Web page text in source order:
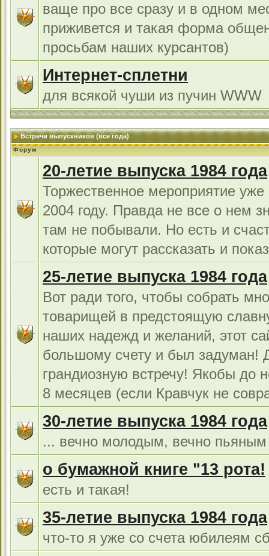
ваще про все сразу и в одном
приживется и такая форма
просьбам наших курсантов)
Интернет-сплетни
для всякой чуши из пучин WWW
Встречи выпускников (все года)
Форум
20-летие выпуска 1984 года
Торжественное мероприятие уже
2004 году. Правда не все о нем
там не побывали. Но есть и
которые могут рассказать и
25-летие выпуска 1984 года
Вот ради того, чтобы собрать
товарищей в предстоящую
наших надежд и желаний, этот
большому счету и был задуман!
грандиозную встречу! Якобы до
8 месяцев (если Кравчук не
30-летие выпуска 1984 года
... вечно молодым, вечно
о бумажной книге "13 рота!
есть и такая!
35-летие выпуска 1984 года
что-то я уже со счета юбилеям